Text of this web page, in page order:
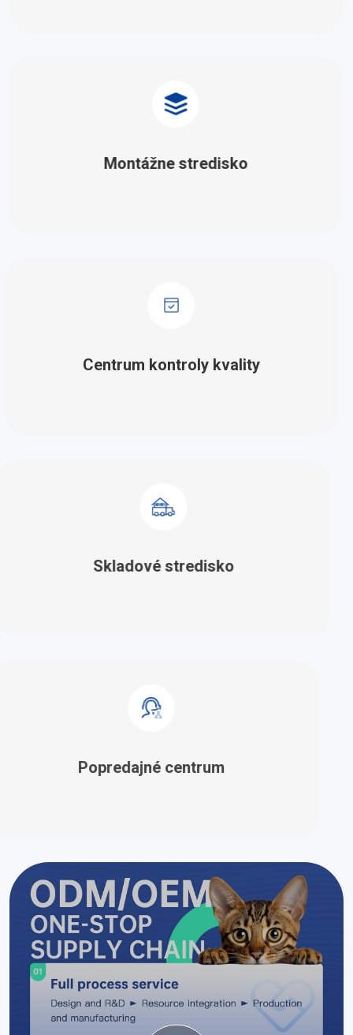
Montážne stredisko
Centrum kontroly kvality
Skladové stredisko
Popredajné centrum